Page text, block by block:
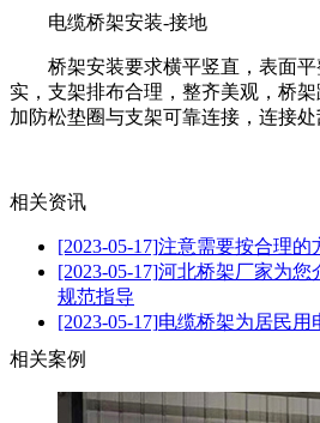
电缆桥架安装-接地
桥架安装要求横平竖直，表面
实，支架排布合理，整齐美观，桥
加防松垫圈与支架可靠连接，连接处
相关资讯
[2023-05-17]注意需要按合理的
[2023-05-17]河北桥架厂家为您
规范指导
[2023-05-17]电缆桥架为居民用
相关案例